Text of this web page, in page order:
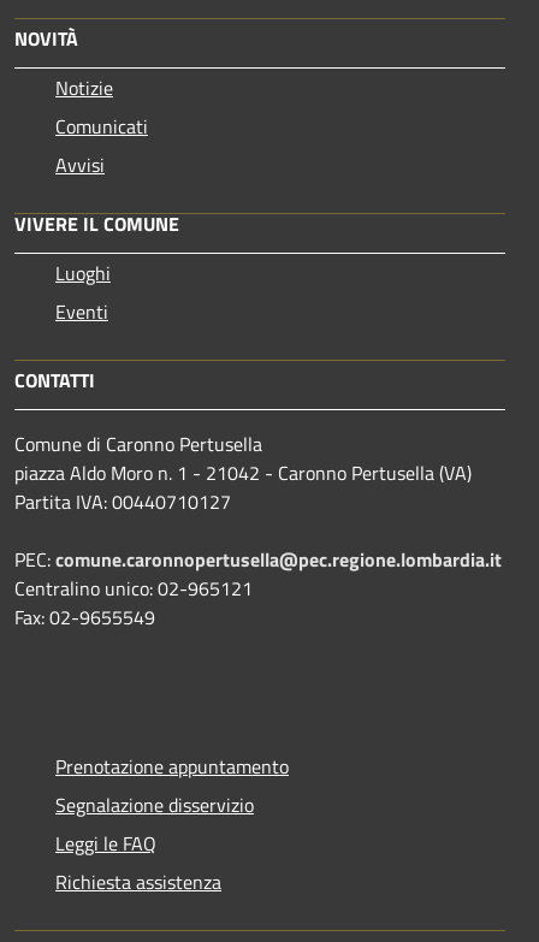
NOVITÀ
Notizie
Comunicati
Avvisi
VIVERE IL COMUNE
Luoghi
Eventi
CONTATTI
Comune di Caronno Pertusella
piazza Aldo Moro n. 1 - 21042 - Caronno Pertusella (VA)
Partita IVA: 00440710127
PEC:comune.caronnopertusella@pec.regione.lombardia.it
Centralino unico: 02-965121
Fax: 02-9655549
Prenotazione appuntamento
Segnalazione disservizio
Leggi le FAQ
Richiesta assistenza